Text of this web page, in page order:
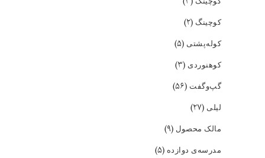
کوچینگ (۲)
کوله‌پشتی (۵)
کوهنوردی (۳)
گپ‌و‌گفت (۵۶)
لیلی (۲۷)
مالک محصول (۹)
مدرسه‌ی دوازده (۵)